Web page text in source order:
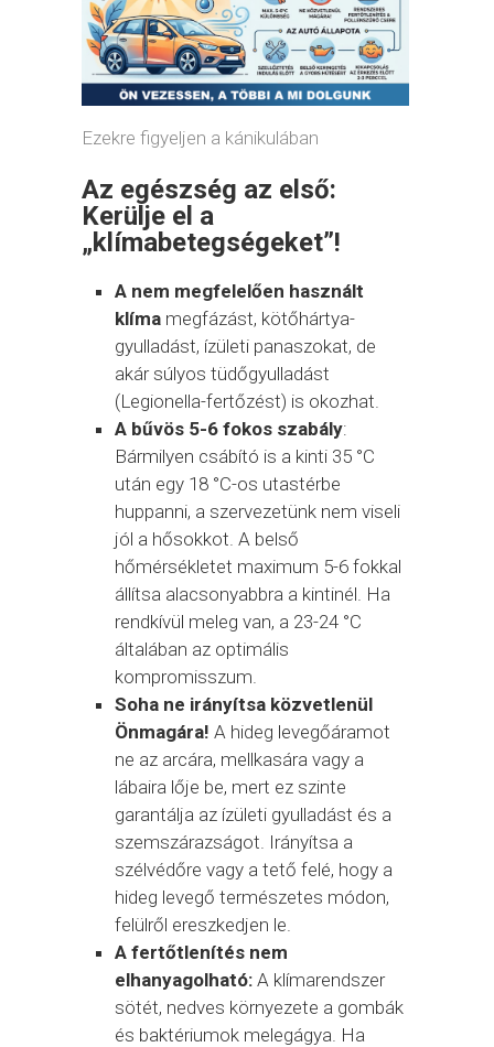
Ezekre figyeljen a kánikulában
Az egészség az első:
Kerülje el a
„klímabetegségeket”!
A nem megfelelően használt
klíma megfázást, kötőhártya-
gyulladást, ízületi panaszokat, de
akár súlyos tüdőgyulladást
(Legionella-fertőzést) is okozhat.
A bűvös 5-6 fokos szabály:
Bármilyen csábító is a kinti 35 °C
után egy 18 °C-os utastérbe
huppanni, a szervezetünk nem viseli
jól a hősokkot. A belső
hőmérsékletet maximum 5-6 fokkal
állítsa alacsonyabbra a kintinél. Ha
rendkívül meleg van, a 23-24 °C
általában az optimális
kompromisszum.
Soha ne irányítsa közvetlenül
Önmagára! A hideg levegőáramot
ne az arcára, mellkasára vagy a
lábaira lője be, mert ez szinte
garantálja az ízületi gyulladást és a
szemszárazságot. Irányítsa a
szélvédőre vagy a tető felé, hogy a
hideg levegő természetes módon,
felülről ereszkedjen le.
A fertőtlenítés nem
elhanyagolható: A klímarendszer
sötét, nedves környezete a gombák
és baktériumok melegágya. Ha